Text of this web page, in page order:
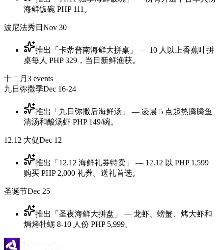
海鲜饭碗 PHP 111。
波尼法秀日 Nov 30
推出「卡蒂普南海鲜大拼桌」 — 10 人以上香蕉叶拼
桌每人 PHP 329，当日新鲜渔获。
十二月 3 events
九日弥撒季Dec 16-24
推出「九日弥撒后海鲜汤」 — 凌晨 5 点起热腾腾鱼
清汤和酸汤虾 PHP 149/碗。
12.12 大促Dec 12
推出「12.12 海鲜礼券特卖」 — 12.12 以 PHP 1,599
购买 PHP 2,000 礼券。送礼首选。
圣诞节Dec 25
推出「圣夜海鲜大拼盘」 — 龙虾、螃蟹、烤大虾和
焗烤牡蛎 8-10 人份 PHP 5,999。